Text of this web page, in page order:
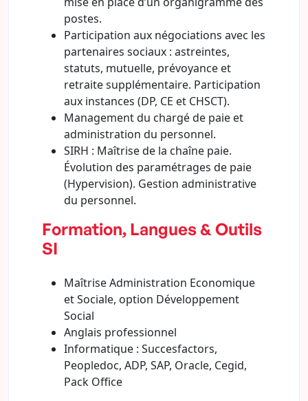
postes.
Participation aux négociations avec les
partenaires sociaux : astreintes,
statuts, mutuelle, prévoyance et
retraite supplémentaire. Participation
aux instances (DP, CE et CHSCT).
Management du chargé de paie et
administration du personnel.
SIRH : Maîtrise de la chaîne paie.
Évolution des paramétrages de paie
(Hypervision). Gestion administrative
du personnel.
Formation, Langues & Outils
SI
Maîtrise Administration Economique
et Sociale, option Développement
Social
Anglais professionnel
Informatique : Succesfactors,
Peopledoc, ADP, SAP, Oracle, Cegid,
Pack Office